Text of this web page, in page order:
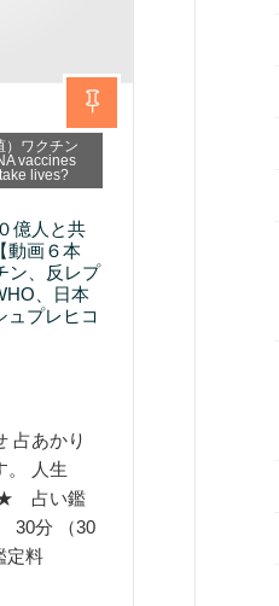
）ワクチン
vaccines
lives?
億人と共
動画６本
ン、反レプ
、日本
ュプレヒコ
占あかり
。 人生
占い鑑
分 （30
定料